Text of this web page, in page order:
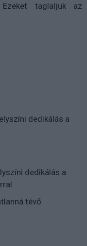
Ezeket taglaljuk az
dedikálás a
dedikálás a
tévő